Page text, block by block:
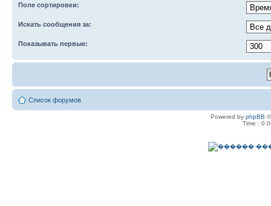
Поле сортировки:
Искать сообщения за:
Показывать первые:
Список форумов
Powered by phpBB
Time :